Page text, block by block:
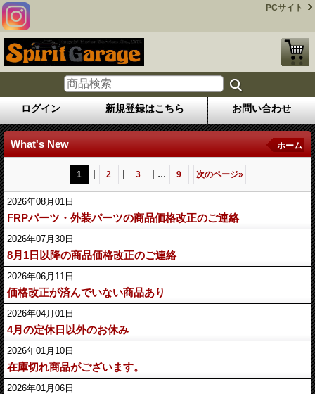
PCサイト
ログイン 新規登録はこちら お問い合わせ
What's New ホーム
1 | 2 | 3 | ... 9 次のページ»
2026年08月01日
FRPパーツ・外装パーツの商品価格改正のご連絡
2026年07月30日
8月1日以降の商品価格改正のご連絡
2026年06月11日
価格改正が済んでいない商品あり
2026年04月01日
4月の定休日以外のお休み
2026年01月10日
在庫切れ商品がございます。
2026年01月06日